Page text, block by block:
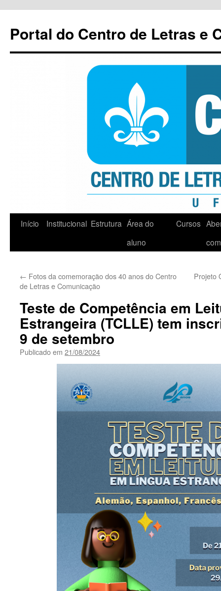
conteúdo
Portal do Centro de Letras e
Início Institucional Estrutura Área do
aluno
Cursos
← Fotos da comemoração dos 40 anos do Centro
de Letras e Comunicação
Projeto
Teste de Competência em
Estrangeira (TCLLE) tem
9 de setembro
Publicado em 21/08/2024